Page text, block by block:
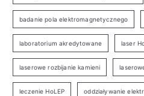
badanie pola elektromagnetycznego
laboratorium akredytowane laser
laserowe rozbijanie kamieni
leczenie HoLEP oddziaływanie